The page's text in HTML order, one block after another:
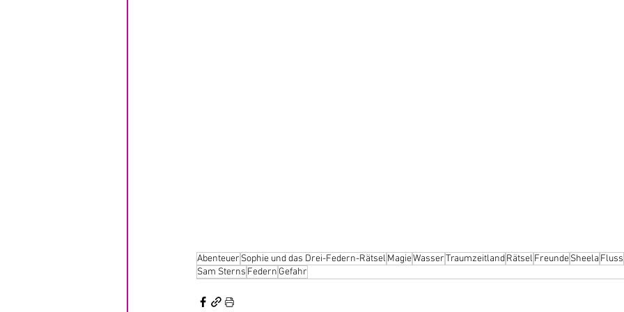
Abenteuer Sophie und das Drei-Federn-Rätsel MagieWasserTraumzeitlandRätsel FreundeSheela Fluss
Sam Sterns Federn Gefahr